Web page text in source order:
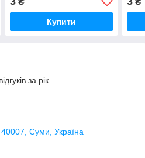
Купити
за рік
Суми, Україна